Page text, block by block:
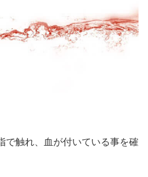
で触れ、血が付いている事を確